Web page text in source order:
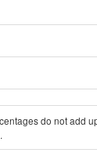
do not add